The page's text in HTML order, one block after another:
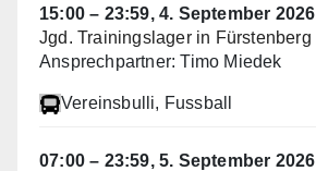
15:00 – 23:59,4. September 2026
Jgd. Trainingslager in Fürstenberg
Ansprechpartner: Timo Miedek
Vereinsbulli, Fussball
07:00 – 23:59,5. September 2026